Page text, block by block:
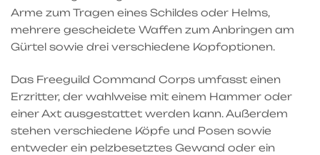
Arme zum Tragen eines Schildes oder Helms,
mehrere gescheidete Waffen zum Anbringen am
Gürtel sowie drei verschiedene Kopfoptionen.
Das Freeguild Command Corps umfasst einen
Erzritter, der wahlweise mit einem Hammer oder
einer Axt ausgestattet werden kann. Außerdem
stehen verschiedene Köpfe und Posen sowie
entweder ein pelzbesetztes Gewand oder ein